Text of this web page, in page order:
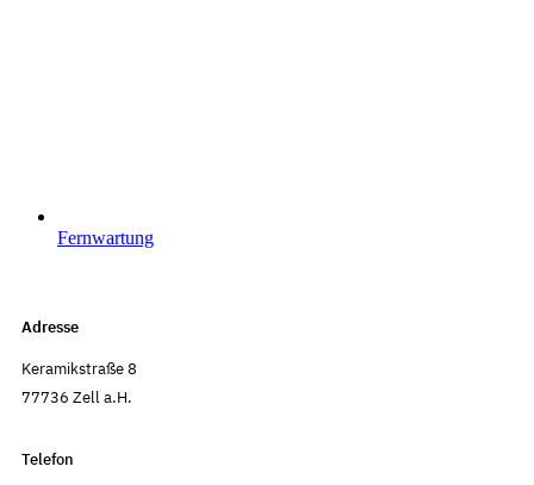
Fernwartung
Adresse
Keramikstraße 8
77736 Zell a.H.
Telefon